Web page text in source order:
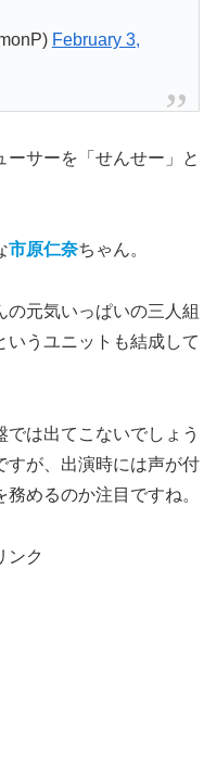
February 3,
サーを「せんせー」と
市原仁奈ちゃん。
の元気いっぱいの三人組
いうユニットも結成して
は出てこないでしょう
すが、出演時には声が付
めるのか注目ですね。
ンク